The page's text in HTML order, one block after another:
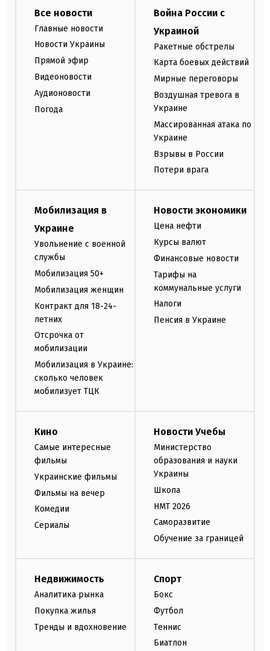
Все новости
Главные новости
Новости Украины
Прямой эфир
Видеоновости
Аудионовости
Погода
Война России с
Украиной
Ракетные обстрелы
Карта боевых действий
Мирные переговоры
Воздушная тревога в
Украине
Массированная атака по
Украине
Взрывы в России
Потери врага
Мобилизация в
Украине
Увольнение с военной
службы
Мобилизация 50+
Мобилизация женщин
Контракт для 18-24-
летних
Отсрочка от
мобилизации
Мобилизация в Украине:
сколько человек
мобилизует ТЦК
Новости экономики
Цена нефти
Курсы валют
Финансовые новости
Тарифы на
коммунальные услуги
Налоги
Пенсия в Украине
Кино
Самые интересные
фильмы
Украинские фильмы
Фильмы на вечер
Комедии
Сериалы
Новости Учебы
Министерство
образования и науки
Украины
Школа
НМТ 2026
Саморазвитие
Обучение за границей
Недвижимость
Аналитика рынка
Покупка жилья
Тренды и вдохновение
Спорт
Бокс
Футбол
Теннис
Биатлон